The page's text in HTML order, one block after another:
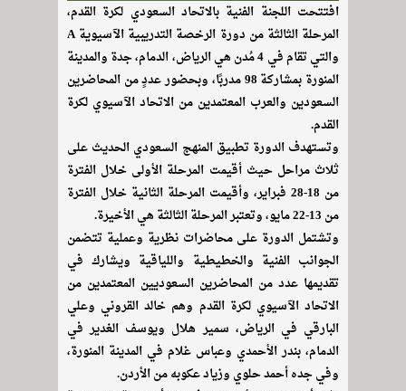
افتتحت اللجنة الفنية بالاتحاد السعودي لكرة القدم،
المرحلة الثالثة من دورة الرخصة التدريبية الآسيوية A
والتي تقام في 4 مُدن هي الرياض، الدمام، جدة والمدينة
المنورة بمشاركة 98 مدربًا، وبحضور عددٍ من المحاضرين
السعودين والعرب المعتمدين من الاتحاد الآسيوي لكرة
القدم.
وتستهدف الدورة تطبيق المنهج السعودي الحديث على
ثلاث مراحل حيث أقيمت المرحلة الأولى خلال الفترة
من 18-28 فبراير، وأقيمت المرحلة الثانية خلال الفترة
من 13-22 مايو، وتعتبر المرحلة الثالثة هي الأخيرة.
وتشتمل الدورة على محاضرات نظرية وعملية تتضمن
الجوانب الفنية والخطيطية واللياقية ويشارك في
تقديمها عدد من المحاضرين السعوديين المعتمدين من
الاتحاد الآسيوي لكرة القدم وهم خالد القروني وعلي
البارقي في الرياض، سمير هلال ويوسف الغدير في
الدمام، بندر الأحمدي وعباس غلام في المدينة المنورة،
وفي جده أحمد حلوي وزياد عكوبه من الأردن.